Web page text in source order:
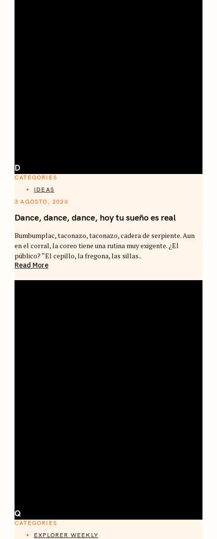
D
CATEGORIES
IDEAS
3 AGOSTO, 2026
Dance, dance, dance, hoy tu sueño es real
Bumbumplac, taconazo, taconazo, cadera de serpiente. Aun
en el corral, la coreo tiene una rutina muy exigente. ¿El
público? “El cepillo, la fregona, las sillas..
Read More
Q
CATEGORIES
EXPLORER WEEKLY